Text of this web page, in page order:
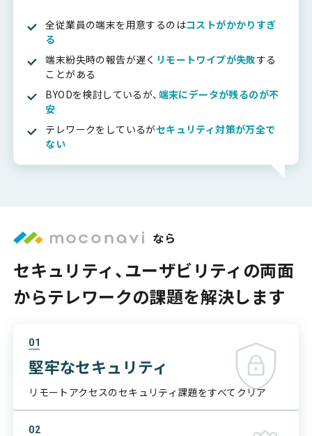
全従業員の端末を用意するのはコストがかかりすぎ
る
端末紛失時の報告が遅く リモートワイプが失敗する
ことがある
BYODを検討しているが、 端末にデータが残るのが不
安
テレワークをしているがセキュリティ対策が万全で
ない
なら
セキュリティ、ユーザビリティの両面
からテレワークの課題を解決します
01
堅牢なセキュリティ
リモートアクセスのセキュリティ課題をすべてクリア
02